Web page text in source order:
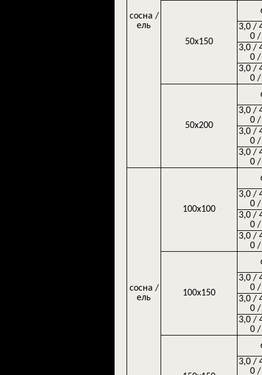
сосна /
ель
50х150
3,0 /
0 /
3,0 /
0 /
3,0 /
0 /
50х200
3,0 /
0 /
3,0 /
0 /
3,0 /
0 /
сосна /
ель
100х100
3,0 /
0 /
3,0 /
0 /
3,0 /
0 /
100х150
3,0 /
0 /
3,0 /
0 /
3,0 /
0 /
3,0 /
0 /